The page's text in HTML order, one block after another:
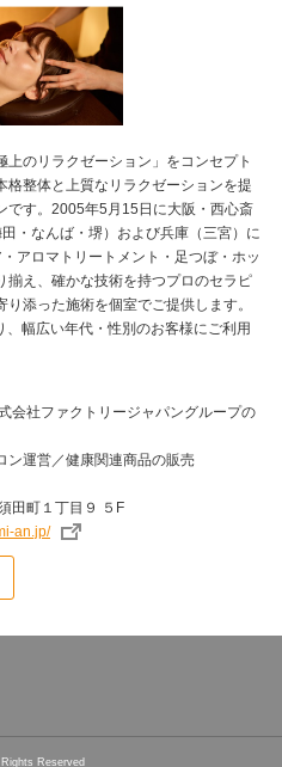
上のリラクゼーション」をコンセプト
格整体と上質なリラクゼーションを提
です。2005年5月15日に大阪・西心斎
・なんば・堺）および兵庫（三宮）に
アロマトリートメント・足つぼ・ホッ
揃え、確かな技術を持つプロのセラピ
添った施術を個室でご提供します。
幅広い年代・性別のお客様にご利用
ファクトリージャパングループの
営／健康関連商品の販売
田町１丁目９ ５F
an.jp/
Reserved